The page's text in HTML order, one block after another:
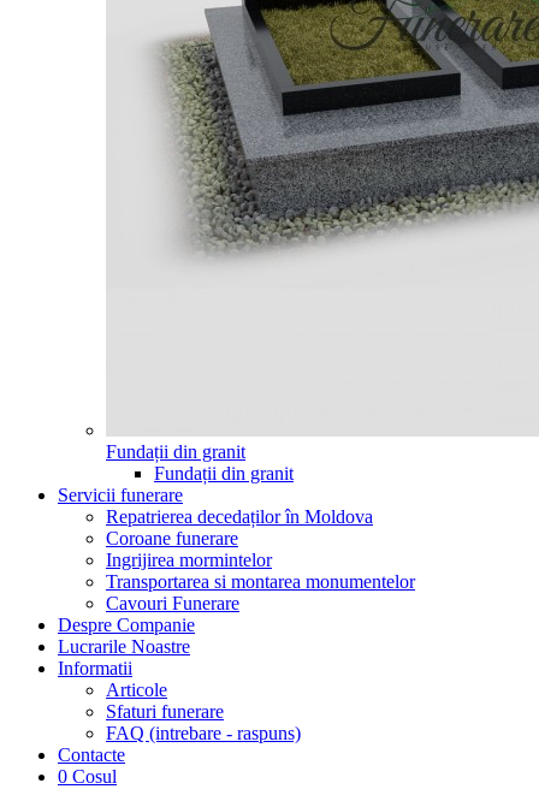
Fundații din granit
Fundații din granit
Servicii funerare
Repatrierea decedaților în Moldova
Coroane funerare
Ingrijirea mormintelor
Transportarea si montarea monumentelor
Cavouri Funerare
Despre Companie
Lucrarile Noastre
Informatii
Articole
Sfaturi funerare
FAQ (intrebare - raspuns)
Contacte
0 Cosul